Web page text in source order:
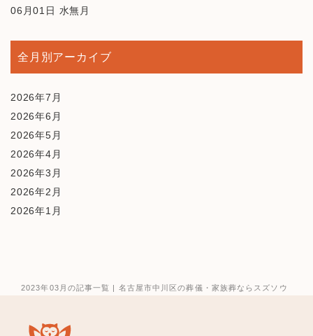
2023年03月の記事一覧 | 名古屋市中川区の葬儀・家族葬ならスズソウ
06月01日 水無月
全月別アーカイブ
2026年7月
2026年6月
2026年5月
2026年4月
2026年3月
2026年2月
2026年1月
2025年8月
2025年6月